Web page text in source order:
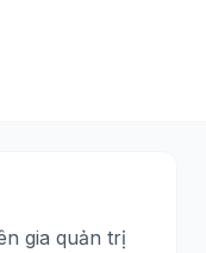
gia quản trị